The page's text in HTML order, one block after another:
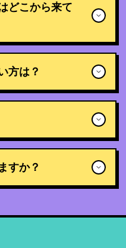
どこから来て
方は？
すか？